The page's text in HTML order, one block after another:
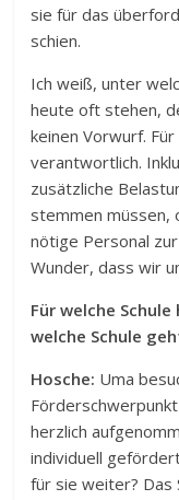
sie für das
schien.
Ich weiß, unter
heute oft stehen,
keinen Vorwurf.
verantwortlich.
zusätzliche
stemmen müssen,
nötige Personal
Wunder, dass wir
Für welche
welche Schule
Hosche: Uma
herzlich
individuell
für sie weiter? Das